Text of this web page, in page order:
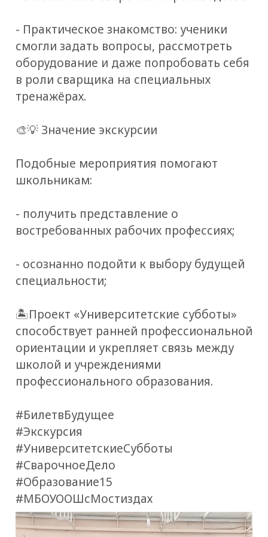
- Практическое знакомство: ученики
смогли задать вопросы, рассмотреть
оборудование и даже попробовать себя
в роли сварщика на специальных
тренажёрах.
🎨💡 Значение экскурсии
Подобные мероприятия помогают
школьникам:
- получить представление о
востребованных рабочих профессиях;
- осознанно подойти к выбору будущей
специальности;
🏝Проект «Университетские субботы»
способствует ранней профессиональной
ориентации и укрепляет связь между
школой и учреждениями
профессионального образования.
#БилетвБудущее
#Экскурсия
#УниверситетскиеСубботы
#СварочноеДело
#Образование15
#МБОУООШсМостиздах